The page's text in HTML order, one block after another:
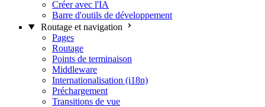
Créer avec l'IA
Barre d'outils de développement
Routage et navigation
Pages
Routage
Points de terminaison
Middleware
Internationalisation (i18n)
Préchargement
Transitions de vue